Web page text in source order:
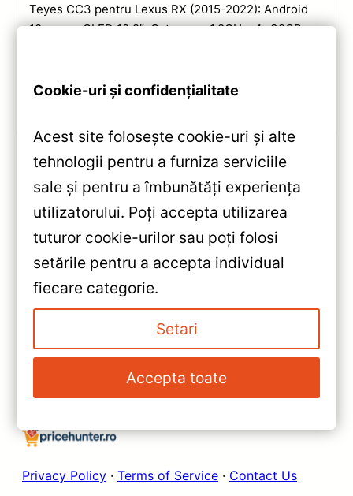
Teyes CC3 pentru Lexus RX (2015-2022): Android
10, ecran QLED 10.2″, Octa-core 1.8GHz, 4+32GB,
«Navigatie Auto CC3 2K 9.5 inch
QLED (4+32GB) – Teyes —
Recenzie Detaliată, Testare &
Recomandări
Navigație Auto Teyes CC3 2K
360° Mercedes-Benz Sprinter
— Recenzie Detaliată, Testare &
Recomandări
Privacy Policy · Terms of Service · Contact Us
Cookie-uri și confidențialitate
Acest site folosește cookie-uri și alte
tehnologii pentru a furniza serviciile
sale și pentru a îmbunătăți experiența
utilizatorului. Poți accepta utilizarea
tuturor cookie-urilor sau poți folosi
setările pentru a accepta individual
fiecare categorie.
Setari
Accepta toate